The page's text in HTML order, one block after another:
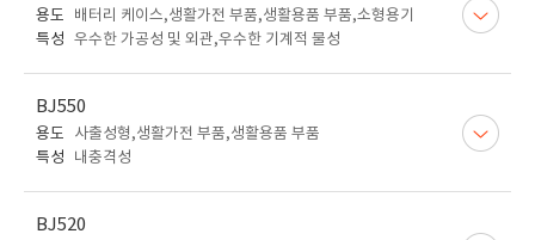
용도
배터리 케이스,생활가전 부품,생활용품 부품,소형용기
특성 우수한 가공성 및 외관,우수한 기계적 물성
BJ550
용도
사출성형,생활가전 부품,생활용품 부품
특성
내충격성
BJ520